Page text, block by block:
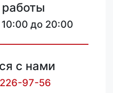
до 20:00
с нами
97-56